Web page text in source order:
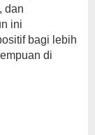
dan
ini
bagi lebih
di